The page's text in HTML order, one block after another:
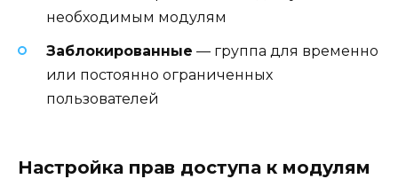
необходимым модулям
Заблокированные — группа для временно
или постоянно ограниченных
пользователей
Настройка прав доступа к модулям